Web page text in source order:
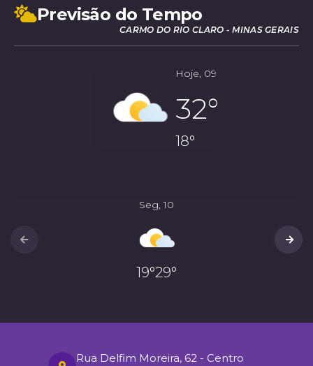
Previsão do Tempo
CARMO DO RIO CLARO - MINAS GERAIS
Hoje 09
32°
18°
Seg 10
29°
19°
Rua Delfim Moreira, 62 - Centro